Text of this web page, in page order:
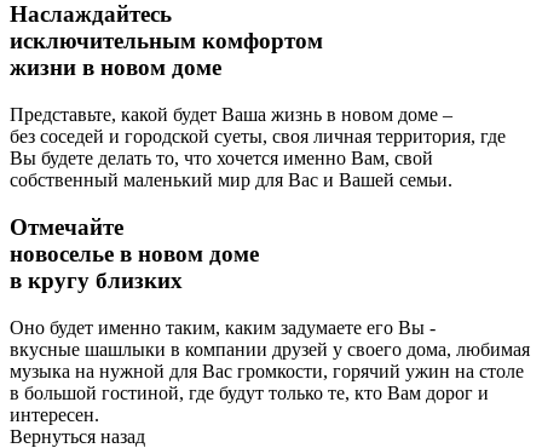
Наслаждайтесь
исключительным комфортом
жизни в новом доме
Представьте, какой будет Ваша жизнь в новом доме –
без соседей и городской суеты, своя личная территория, где
Вы будете делать то, что хочется именно Вам, свой
собственный маленький мир для Вас и Вашей семьи.
Отмечайте
новоселье в новом доме
в кругу близких
Оно будет именно таким, каким задумаете его Вы -
вкусные шашлыки в компании друзей у своего дома, любимая
музыка на нужной для Вас громкости, горячий ужин на столе
в большой гостиной, где будут только те, кто Вам дорог и
интересен.
Вернуться назад